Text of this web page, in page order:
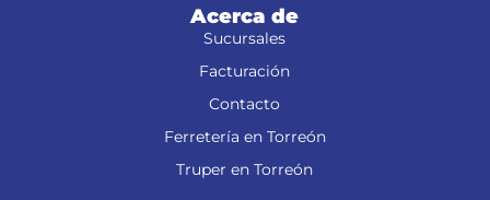
Acerca de
Sucursales
Facturación
Contacto
Ferretería en Torreón
Truper en Torreón